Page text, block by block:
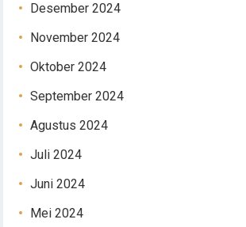
Desember 2024
November 2024
Oktober 2024
September 2024
Agustus 2024
Juli 2024
Juni 2024
Mei 2024